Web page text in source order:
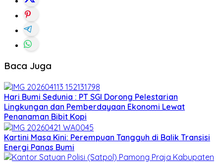
Baca Juga
Hari Bumi Sedunia : PT SGI Dorong Pelestarian
Lingkungan dan Pemberdayaan Ekonomi Lewat
Penanaman Bibit Kopi
Kartini Masa Kini: Perempuan Tangguh di Balik Transisi
Energi Panas Bumi